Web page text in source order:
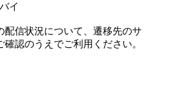
イ
信状況について、遷移先のサ
認のうえでご利用ください。